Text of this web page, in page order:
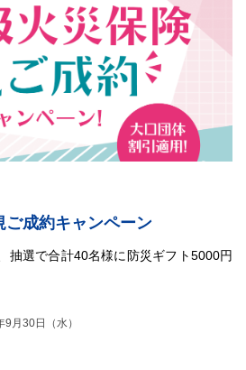
ご成約キャンペーン
抽選で合計40名様に防災ギフト5000円
月30日（水）